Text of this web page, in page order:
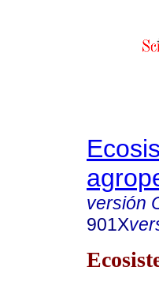
versión
901X